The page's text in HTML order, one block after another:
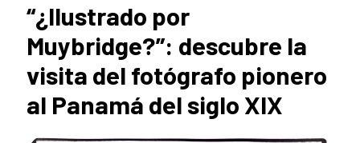
“¿Ilustrado por
Muybridge?”: descubre la
visita del fotógrafo pionero
al Panamá del siglo XIX